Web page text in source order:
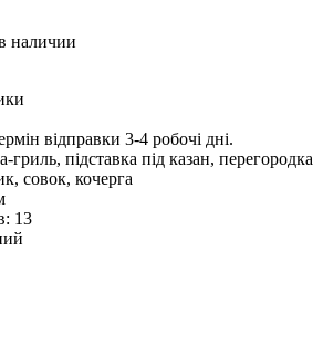
наличии
відправки 3-4 робочі дні.
гриль, підставка під казан, перегородка
совок, кочерга
13